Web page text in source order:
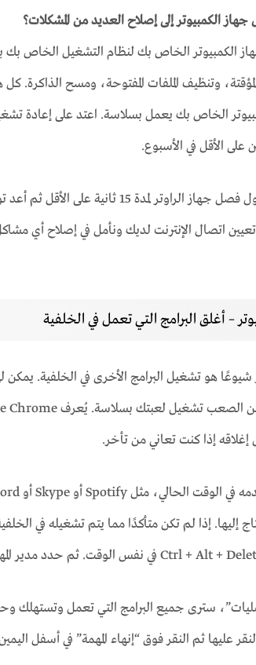
جهاز الكمبيوتر إلى إصلاح العديد من المشكلات؟
الكمبيوتر الخاص بك لنظام التشغيل الخاص بك
وتنظيف الملفات المفتوحة، ومسح الذاكرة.
الخاص بك يعمل بسلاسة. اعتد على إعادة
الأقل في الأسبوع.
إذا لم يفلح ذلك، فحاول فصل جهاز الراوتر لمدة 15
اتصال الإنترنت لديك ونأمل في إصلاح أي
– أغلق البرامج التي تعمل في الخلفية
شيوعًا هو تشغيل البرامج الأخرى في الخلفية. يمكن
إغلاقه إذا كنت تعاني من تأخر.
إليها. إذا لم تكن متأكدًا مما يتم تشغيله في
سترى جميع البرامج التي تعمل وتستهلك وحدة
عليها ثم النقر فوق “إنهاء المهمة” في أسفل